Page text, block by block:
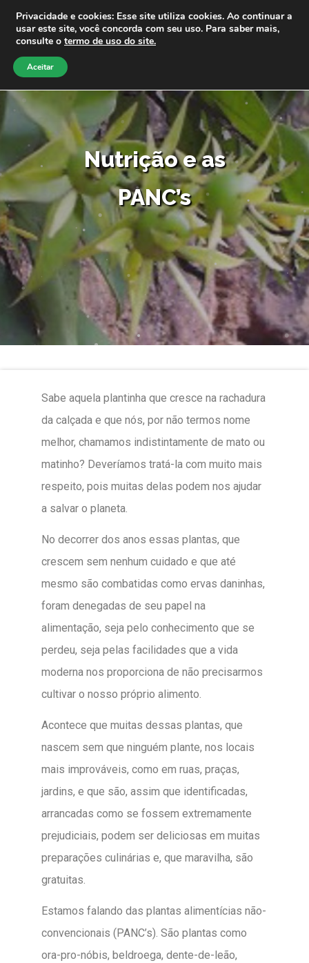
Nutrição e as
PANC’s
Sabe aquela plantinha que cresce na rachadura
da calçada e que nós, por não termos nome
melhor, chamamos indistintamente de mato ou
matinho? Deveríamos tratá-la com muito mais
respeito, pois muitas delas podem nos ajudar
a salvar o planeta.
No decorrer dos anos essas plantas, que
crescem sem nenhum cuidado e que até
mesmo são combatidas como ervas daninhas,
foram denegadas de seu papel na
alimentação, seja pelo conhecimento que se
perdeu, seja pelas facilidades que a vida
moderna nos proporciona de não precisarmos
cultivar o nosso próprio alimento.
Acontece que muitas dessas plantas, que
nascem sem que ninguém plante, nos locais
mais improváveis, como em ruas, praças,
jardins, e que são, assim que identificadas,
arrancadas como se fossem extremamente
prejudiciais, podem ser deliciosas em muitas
preparações culinárias e, que maravilha, são
gratuitas.
Estamos falando das plantas alimentícias não-
convencionais (PANC’s). São plantas como
ora-pro-nóbis, beldroega, dente-de-leão,
Privacidade e cookies: Esse site utiliza cookies. Ao continuar a
usar este site, você concorda com seu uso. Para saber mais,
consulte o termo de uso do site.
Aceitar